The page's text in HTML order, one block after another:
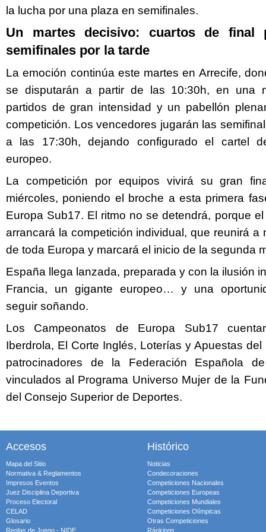
la lucha por una plaza en semifinales.
Un martes decisivo: cuartos de final
semifinales por la tarde
La emoción continúa este martes en Arrecife,
se disputarán a partir de las 10:30h, en una
partidos de gran intensidad y un pabellón
competición. Los vencedores jugarán las
a las 17:30h, dejando configurado el cartel
europeo.
La competición por equipos vivirá su gran
miércoles, poniendo el broche a esta primera
Europa Sub17. El ritmo no se detendrá, porque
arrancará la competición individual, que reunirá a
de toda Europa y marcará el inicio de la segunda
España llega lanzada, preparada y con la ilusión
Francia, un gigante europeo… y una
seguir soñando.
Los Campeonatos de Europa Sub17
Iberdrola, El Corte Inglés, Loterías y Apuestas
patrocinadores de la Federación Española
vinculados al Programa Universo Mujer de la
del Consejo Superior de Deportes.
Accesos
Mapa del Sitio
Normativa & Reglamentos
Impresos Eventos
Juez Disciplina Deportiva
Proceso Electoral
CELAD
Glosario
Reglas de Juego - NIDE
Histórico
Noticias
Condecoraciones
Competiciones Nacionales
Competiciones Europeas
Competiciones Mundiales
Competiciones Olímpicas
Otras Competiciones
Ránkings